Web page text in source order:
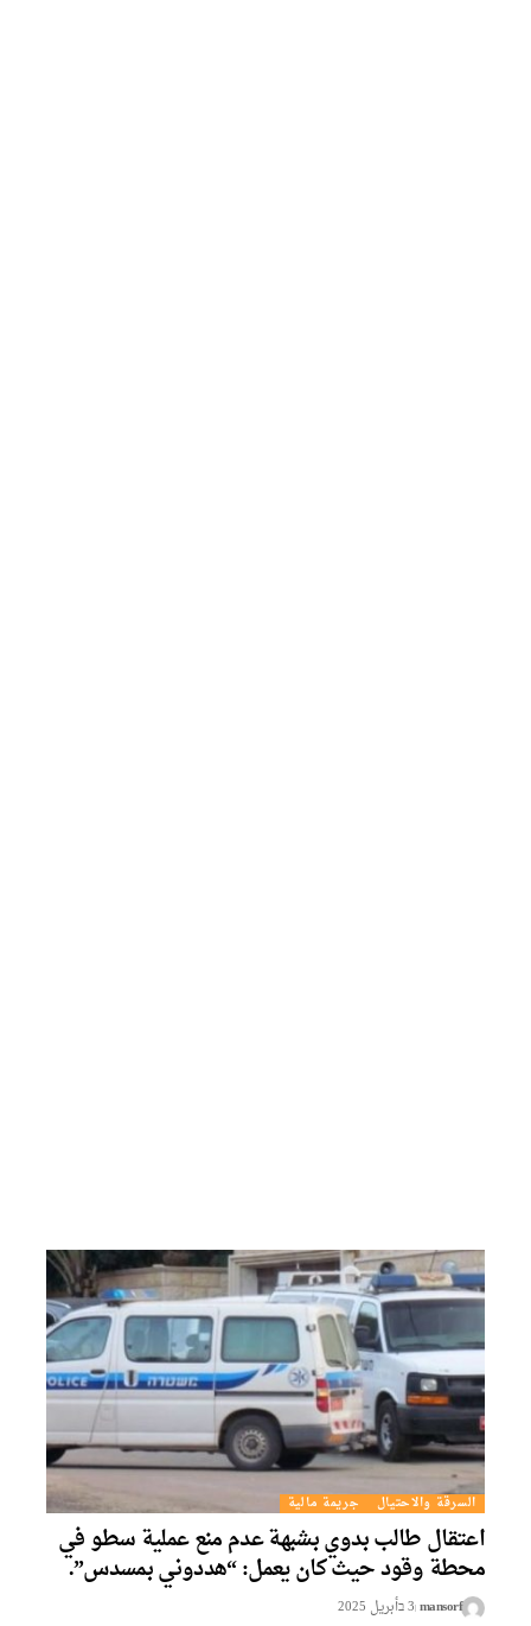
السرقة والاحتيال جريمة مالية
اعتقال طالب بدوي بشبهة عدم منع عملية سطو في
محطة وقود حيث كان يعمل: “هددوني بمسدس”.
mansorf 3 בأبريل 2025